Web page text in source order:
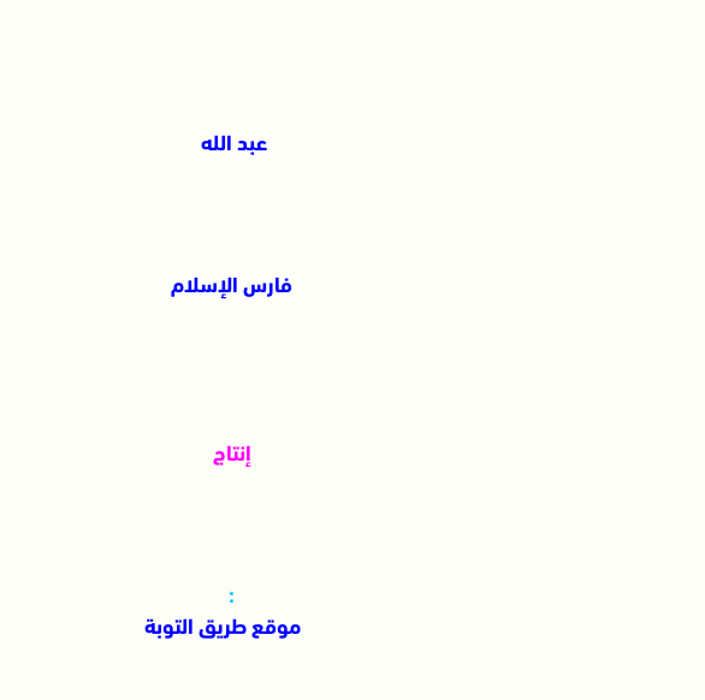
عبد الله
فارس الإسلام
إنتاج
:
موقع طريق التوبة